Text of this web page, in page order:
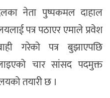
नेता पुष्पकमल दाहाल
पत्र पठाएर एमाले प्रवेश
गरेको पत्र बुझाएपछि
चार सांसद पदमुक्त
तयारी छ ।